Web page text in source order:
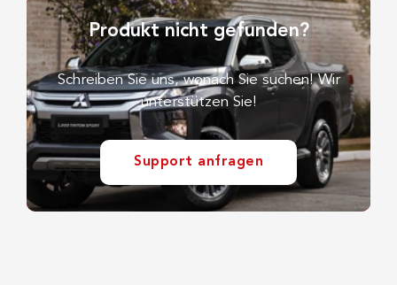
Produkt nicht gefunden?
Schreiben Sie uns, wonach Sie suchen! Wir
unterstützen Sie!
Support anfragen